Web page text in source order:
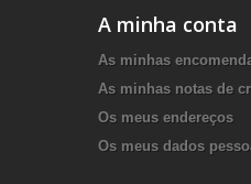
A minha conta
As minhas
As minhas notas de
Os meus endereços
Os meus dados